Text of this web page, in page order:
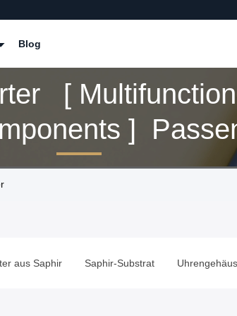
Blog
[
]
aus Saphir Saphir-Substrat